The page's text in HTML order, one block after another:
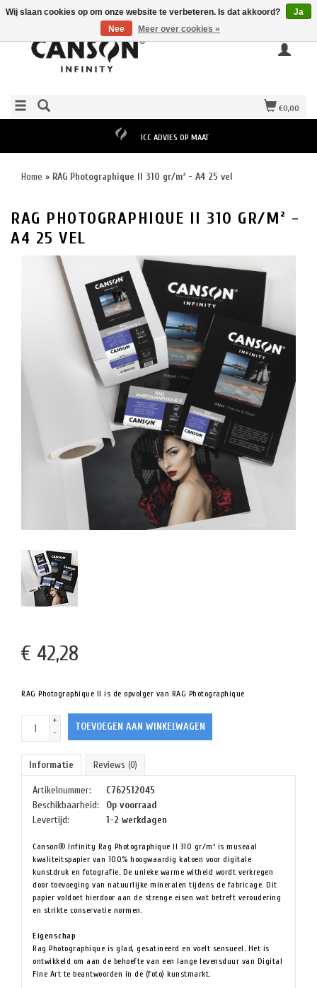
€0,00
ICC ADVIES OP MAAT
Home » RAG Photographique II 310 gr/m² - A4 25 vel
RAG PHOTOGRAPHIQUE II 310 GR/M² -
A4 25 VEL
€ 42,28
RAG Photographique II is de opvolger van RAG Photographique
+
-
TOEVOEGEN AAN WINKELWAGEN
Informatie Reviews (0)
Artikelnummer:
C762512045
Beschikbaarheid:
Op voorraad
Levertijd:
1-2 werkdagen
Canson® Infinity Rag Photographique II 310 gr/m² is museaal
kwaliteitspapier van 100% hoogwaardig katoen voor digitale
kunstdruk en fotografie. De unieke warme witheid wordt verkregen
door toevoeging van natuurlijke mineralen tijdens de fabricage. Dit
papier voldoet hierdoor aan de strenge eisen wat betreft veroudering
en strikte conservatie normen.
Eigenschap
Rag Photographique is glad, gesatineerd en voelt sensueel. Het is
ontwikkeld om aan de behoefte van een lange levensduur van Digital
Fine Art te beantwoorden in de (foto) kunstmarkt.
Wij slaan cookies op om onze website te verbeteren. Is dat akkoord?
Ja
Nee
Meer over cookies »